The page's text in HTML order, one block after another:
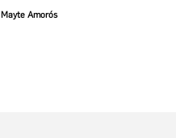
Mayte Amorós